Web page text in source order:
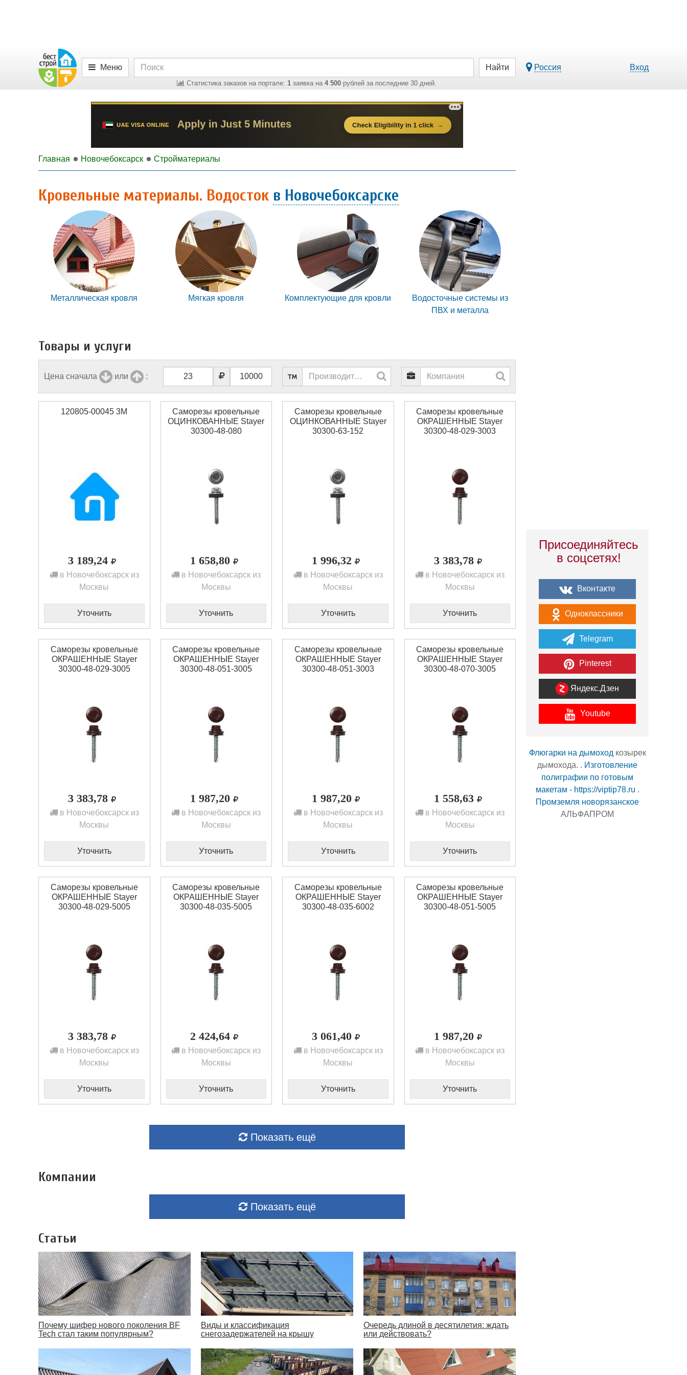
Меню
Статистика заказов на портале: 1заявка на 4 500рублей за последние 30 дней.
Найти Россия Вход
Главная Новочебоксарск Стройматериалы
Кровельные материалы. Водосток в Новочебоксарске
Металлическая кровля Мягкая кровля Комплектующие для кровли
Водосточные системы из
ПВХ и металла
Товары и услуги
Цена сначала или :
120805-00045 3M
3 189,24
в Новочебоксарск из
Москвы
Уточнить
Саморезы кровельные
ОЦИНКОВАННЫЕ Stayer
30300-48-080
1 658,80
в Новочебоксарск из
Москвы
Уточнить
Саморезы кровельные
ОЦИНКОВАННЫЕ Stayer
30300-63-152
1 996,32
в Новочебоксарск из
Москвы
Уточнить
Саморезы кровельные
ОКРАШЕННЫЕ Stayer
30300-48-029-3003
3 383,78
в Новочебоксарск из
Москвы
Уточнить
Саморезы кровельные
ОКРАШЕННЫЕ Stayer
30300-48-029-3005
3 383,78
в Новочебоксарск из
Москвы
Уточнить
Саморезы кровельные
ОКРАШЕННЫЕ Stayer
30300-48-051-3005
1 987,20
в Новочебоксарск из
Москвы
Уточнить
Саморезы кровельные
ОКРАШЕННЫЕ Stayer
30300-48-051-3003
1 987,20
в Новочебоксарск из
Москвы
Уточнить
Саморезы кровельные
ОКРАШЕННЫЕ Stayer
30300-48-070-3005
1 558,63
в Новочебоксарск из
Москвы
Уточнить
Саморезы кровельные
ОКРАШЕННЫЕ Stayer
30300-48-029-5005
3 383,78
в Новочебоксарск из
Москвы
Уточнить
Саморезы кровельные
ОКРАШЕННЫЕ Stayer
30300-48-035-5005
2 424,64
в Новочебоксарск из
Москвы
Уточнить
Саморезы кровельные
ОКРАШЕННЫЕ Stayer
30300-48-035-6002
3 061,40
в Новочебоксарск из
Москвы
Уточнить
Саморезы кровельные
ОКРАШЕННЫЕ Stayer
30300-48-051-5005
1 987,20
в Новочебоксарск из
Москвы
Уточнить
Показать ещё
Компании
Показать ещё
Статьи
Почему шифер нового поколения BF
Tech стал таким популярным?
Виды и классификация
снегозадержателей на крышу
Очередь длиной в десятилетия: ждать
или действовать?
Присоединяйтесь
в соцсетях!
Вконтакте
Одноклассники
Telegram
Pinterest
Яндекс.Дзен
Youtube
Флюгарки на дымоход козырек
дымохода. . Изготовление
полиграфии по готовым
макетам - https://viptip78.ru .
Промземля новорязанское
АЛЬФАПРОМ